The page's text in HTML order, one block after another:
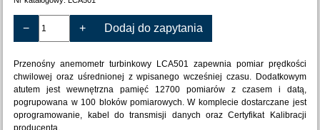
− + Dodaj do zapytania
Przenośny anemometr turbinkowy LCA501 zapewnia pomiar prędkości
chwilowej oraz uśrednionej z wpisanego wcześniej czasu. Dodatkowym
atutem jest wewnętrzna pamięć 12700 pomiarów z czasem i datą,
pogrupowana w 100 bloków pomiarowych. W komplecie dostarczane jest
oprogramowanie, kabel do transmisji danych oraz Certyfikat Kalibracji
producenta.